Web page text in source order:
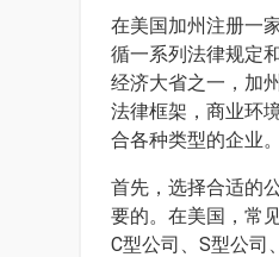
在美国加州注册一
循一系列法律规定
经济大省之一，加
法律框架，商业环
合各种类型的企业。
首先，选择合适的
要的。在美国，常
C型公司、S型公司